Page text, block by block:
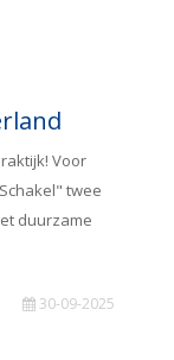
Voor
twee
duurzame
30-09-2025